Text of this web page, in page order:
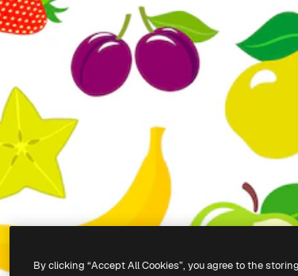
By clicking “Accept All Cookies”, you agree to the